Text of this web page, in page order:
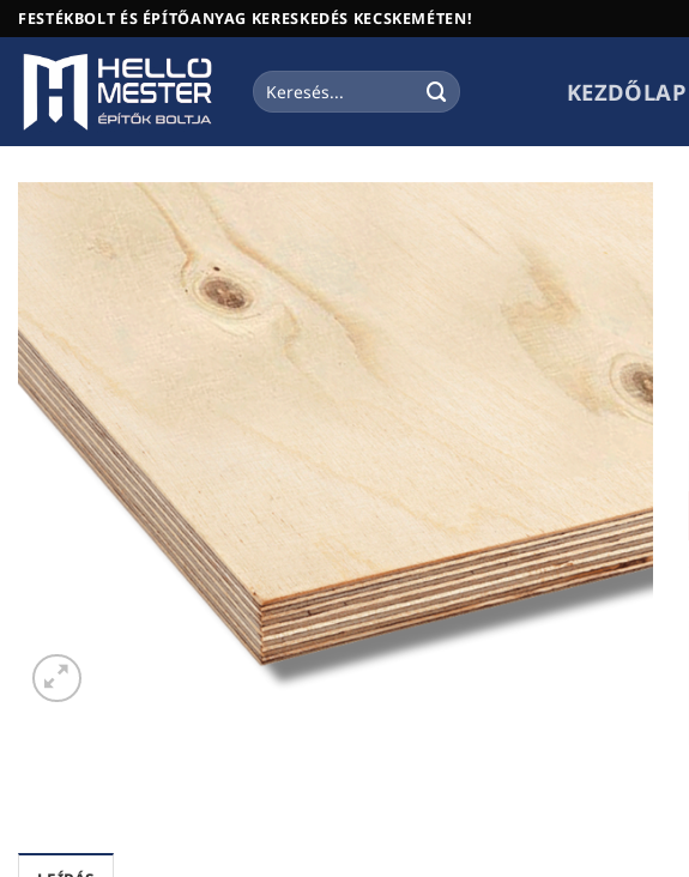
Skip
to
content
FESTÉKBOLT ÉS ÉPÍTŐANYAG KERESKEDÉS KECSKEMÉTEN!
Keresés
a
KEZDŐLAP